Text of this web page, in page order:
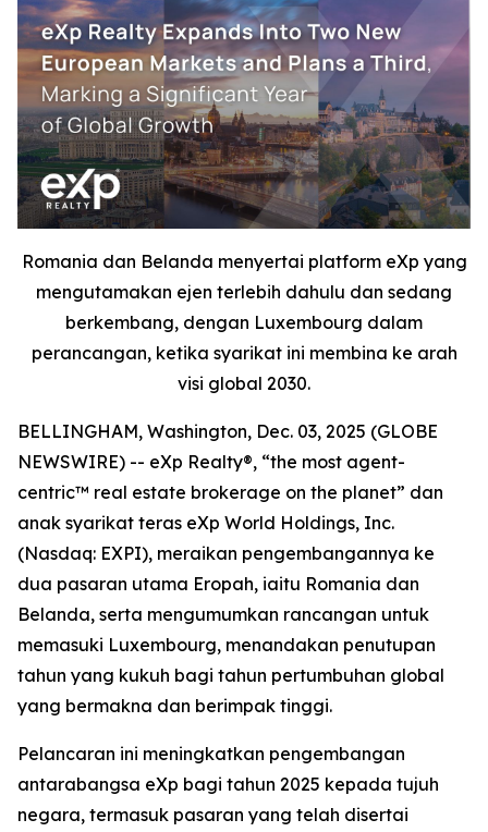
Romania dan Belanda menyertai platform eXp yang
mengutamakan ejen terlebih dahulu dan sedang
berkembang, dengan Luxembourg dalam
perancangan, ketika syarikat ini membina ke arah
visi global 2030.
BELLINGHAM, Washington, Dec. 03, 2025 (GLOBE
NEWSWIRE) -- eXp Realty®, “the most agent-
centric™ real estate brokerage on the planet” dan
anak syarikat teras eXp World Holdings, Inc.
(Nasdaq: EXPI), meraikan pengembangannya ke
dua pasaran utama Eropah, iaitu Romania dan
Belanda, serta mengumumkan rancangan untuk
memasuki Luxembourg, menandakan penutupan
tahun yang kukuh bagi tahun pertumbuhan global
yang bermakna dan berimpak tinggi.
Pelancaran ini meningkatkan pengembangan
antarabangsa eXp bagi tahun 2025 kepada tujuh
negara, termasuk pasaran yang telah disertai